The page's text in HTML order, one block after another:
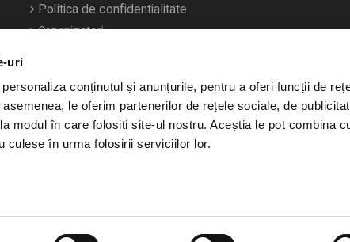
uri
conținutul și anunțurile, pentru a oferi funcții de
le oferim partenerilor de rețele sociale, de
modul în care folosiți site-ul nostru. Aceștia le pot combina
culese în urma folosirii serviciilor lor.
Politica de confidentialitate
Organizatori